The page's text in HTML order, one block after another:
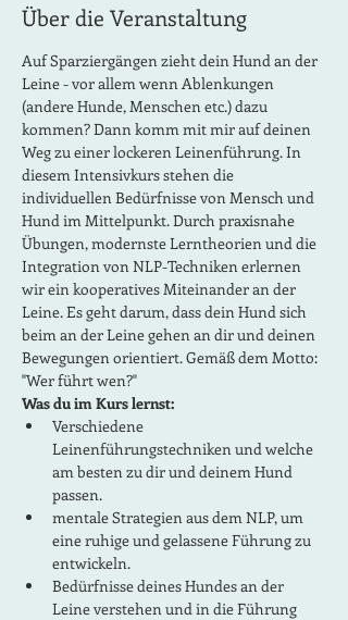
Über die Veranstaltung
Auf Sparziergängen zieht dein Hund an der
Leine - vor allem wenn Ablenkungen
(andere Hunde, Menschen etc.) dazu
kommen? Dann komm mit mir auf deinen
Weg zu einer lockeren Leinenführung. In
diesem Intensivkurs stehen die
individuellen Bedürfnisse von Mensch und
Hund im Mittelpunkt. Durch praxisnahe
Übungen, modernste Lerntheorien und die
Integration von NLP-Techniken erlernen
wir ein kooperatives Miteinander an der
Leine. Es geht darum, dass dein Hund sich
beim an der Leine gehen an dir und deinen
Bewegungen orientiert. Gemäß dem Motto:
"Wer führt wen?"
Was du im Kurs lernst:
Verschiedene
Leinenführungstechniken und welche
am besten zu dir und deinem Hund
passen.
mentale Strategien aus dem NLP, um
eine ruhige und gelassene Führung zu
entwickeln.
Bedürfnisse deines Hundes an der
Leine verstehen und in die Führung